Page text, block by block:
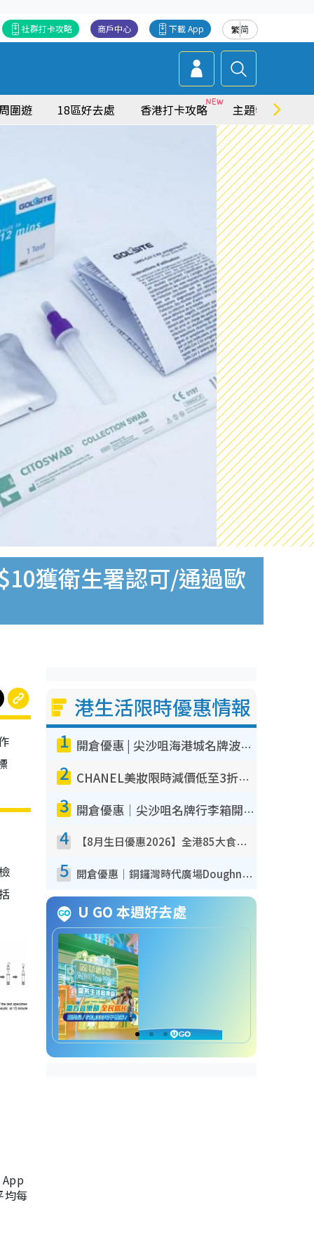
繁简
下載 App
商戶中心
社群打卡攻略
圍遊 18區好去處 香港打卡攻略 主題特集
獲衛生署認可/通過歐
均每
港生活限時優惠情報
1 開倉優惠 | 尖沙咀海港城名牌波鞋開倉低至1折！On鞋$899起／Joy&Peace鞋履$98起
2 CHANEL美妝限時減價低至3折！人氣粉底/唇膏/精華液低至$275！COCO香水都有平
3 開倉優惠｜尖沙咀名牌行李箱開倉低至4折！一連5日 American Tourister/ace./Hallmark $200起！
4 【8月生日優惠2026】全港85大食買玩著數攻略 自助餐/火鍋放題同行免費＋誠品/DONKI送現金券
5 開倉優惠｜銅鑼灣時代廣場Doughnut/Campo Marzio開倉低至1折！背囊、書包、手袋劈價$200起
U GO 本週好去處